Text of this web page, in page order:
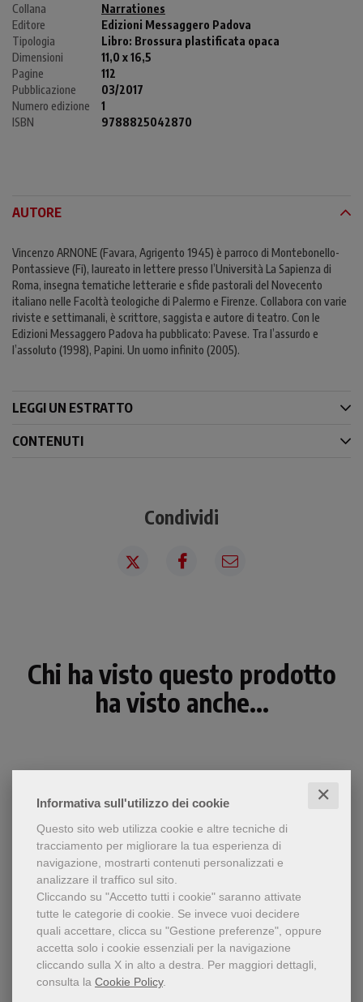
Informativa sull'utilizzo dei cookie ✕
Questo sito web utilizza cookie e altre tecniche di
tracciamento per migliorare la tua esperienza di
navigazione, mostrarti contenuti personalizzati e
analizzare il traffico sul sito.
Cliccando su "Accetto tutti i cookie" saranno attivate
tutte le categorie di cookie. Se invece vuoi decidere
quali accettare, clicca su "Gestione preferenze", oppure
accetta solo i cookie essenziali per la navigazione
cliccando sulla X in alto a destra. Per maggiori dettagli,
consulta la Cookie Policy.
Collana
Narrationes
Editore
Edizioni Messaggero Padova
Tipologia
Libro: Brossura plastificata opaca
Dimensioni
11,0 x 16,5
Pagine
112
Pubblicazione
03/2017
Numero edizione
1
ISBN
9788825042870
AUTORE
Vincenzo ARNONE (Favara, Agrigento 1945) è parroco di Montebonello-
Pontassieve (Fi), laureato in lettere presso l’Università La Sapienza di
Roma, insegna tematiche letterarie e sfide pastorali del Novecento
italiano nelle Facoltà teologiche di Palermo e Firenze. Collabora con varie
riviste e settimanali, è scrittore, saggista e autore di teatro. Con le
Edizioni Messaggero Padova ha pubblicato: Pavese. Tra l’assurdo e
l’assoluto (1998), Papini. Un uomo infinito (2005).
LEGGI UN ESTRATTO
CONTENUTI
Condividi
Chi ha visto questo prodotto
ha visto anche...
Laura Tangorra, la storia
della sua vita e della
malattia che l'ha sconvolta.
Laura Tangorra
Sul mio divano blu